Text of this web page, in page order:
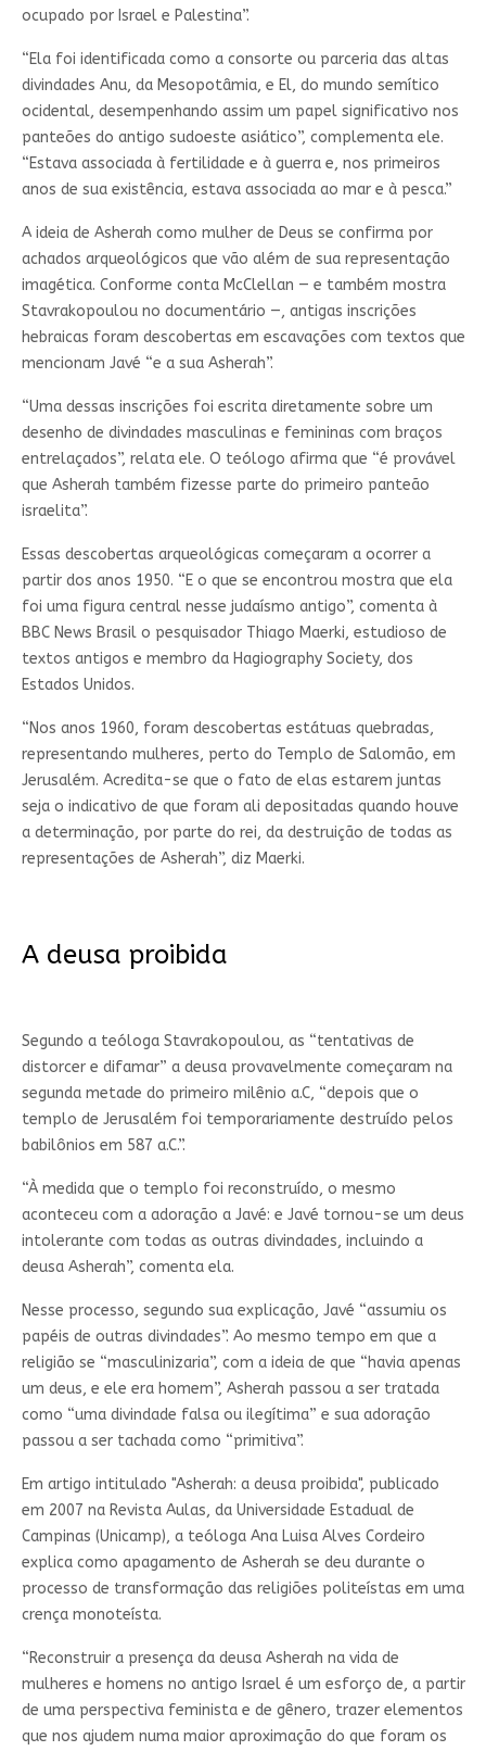
ocupado por Israel e Palestina”.
“Ela foi identificada como a consorte ou parceria das altas
divindades Anu, da Mesopotâmia, e El, do mundo semítico
ocidental, desempenhando assim um papel significativo nos
panteões do antigo sudoeste asiático”, complementa ele.
“Estava associada à fertilidade e à guerra e, nos primeiros
anos de sua existência, estava associada ao mar e à pesca.”
A ideia de Asherah como mulher de Deus se confirma por
achados arqueológicos que vão além de sua representação
imagética. Conforme conta McClellan — e também mostra
Stavrakopoulou no documentário —, antigas inscrições
hebraicas foram descobertas em escavações com textos que
mencionam Javé “e a sua Asherah”.
“Uma dessas inscrições foi escrita diretamente sobre um
desenho de divindades masculinas e femininas com braços
entrelaçados”, relata ele. O teólogo afirma que “é provável
que Asherah também fizesse parte do primeiro panteão
israelita”.
Essas descobertas arqueológicas começaram a ocorrer a
partir dos anos 1950. “E o que se encontrou mostra que ela
foi uma figura central nesse judaísmo antigo”, comenta à
BBC News Brasil o pesquisador Thiago Maerki, estudioso de
textos antigos e membro da Hagiography Society, dos
Estados Unidos.
“Nos anos 1960, foram descobertas estátuas quebradas,
representando mulheres, perto do Templo de Salomão, em
Jerusalém. Acredita-se que o fato de elas estarem juntas
seja o indicativo de que foram ali depositadas quando houve
a determinação, por parte do rei, da destruição de todas as
representações de Asherah”, diz Maerki.
A deusa proibida
Segundo a teóloga Stavrakopoulou, as “tentativas de
distorcer e difamar” a deusa provavelmente começaram na
segunda metade do primeiro milênio a.C, “depois que o
templo de Jerusalém foi temporariamente destruído pelos
babilônios em 587 a.C.”.
“À medida que o templo foi reconstruído, o mesmo
aconteceu com a adoração a Javé: e Javé tornou-se um deus
intolerante com todas as outras divindades, incluindo a
deusa Asherah”, comenta ela.
Nesse processo, segundo sua explicação, Javé “assumiu os
papéis de outras divindades”. Ao mesmo tempo em que a
religião se “masculinizaria”, com a ideia de que “havia apenas
um deus, e ele era homem”, Asherah passou a ser tratada
como “uma divindade falsa ou ilegítima” e sua adoração
passou a ser tachada como “primitiva”.
Em artigo intitulado "Asherah: a deusa proibida", publicado
em 2007 na Revista Aulas, da Universidade Estadual de
Campinas (Unicamp), a teóloga Ana Luisa Alves Cordeiro
explica como apagamento de Asherah se deu durante o
processo de transformação das religiões politeístas em uma
crença monoteísta.
“Reconstruir a presença da deusa Asherah na vida de
mulheres e homens no antigo Israel é um esforço de, a partir
de uma perspectiva feminista e de gênero, trazer elementos
que nos ajudem numa maior aproximação do que foram os